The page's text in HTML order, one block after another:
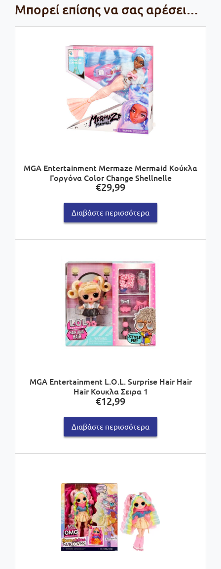
Μπορεί επίσης να σας αρέσει…
MGA Entertainment Mermaze Mermaid Κούκλα
Γοργόνα Color Change Shellnelle
€29,99
Διαβάστε περισσότερα
MGA Entertainment L.O.L. Surprise Hair Hair
Hair Κουκλα Σειρα 1
€12,99
Διαβάστε περισσότερα